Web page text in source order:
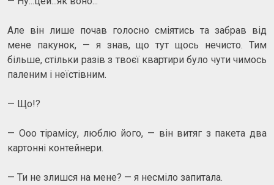
Але він лише почав голосно сміятись та забрав від
мене пакунок, — я знав, що тут щось нечисто. Тим
більше, стільки разів з твоєї квартири було чути чимось
паленим і неїстівним.
— Що!?
— Ооо тірамісу, люблю його, — він витяг з пакета два
картонні контейнери.
— Ти не злишся на мене? — я несміло запитала.